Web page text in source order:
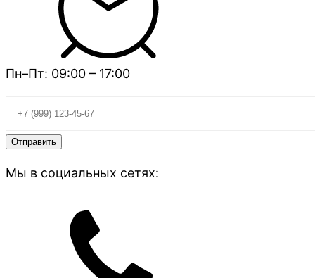
Пн–Пт: 09:00 – 17:00
Мы в социальных сетях: